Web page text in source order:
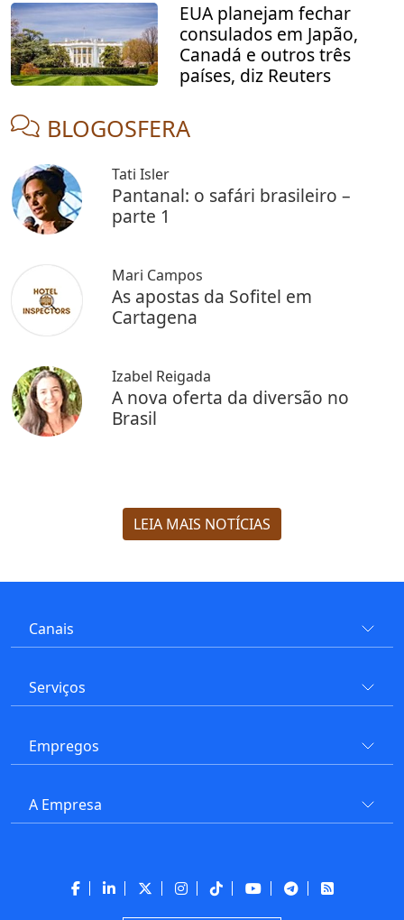
EUA planejam fechar
consulados em Japão,
Canadá e outros três
países, diz Reuters
BLOGOSFERA
Tati Isler
Pantanal: o safári brasileiro –
parte 1
Mari Campos
As apostas da Sofitel em
Cartagena
Izabel Reigada
A nova oferta da diversão no
Brasil
LEIA MAIS NOTÍCIAS
Canais
Serviços
Empregos
A Empresa